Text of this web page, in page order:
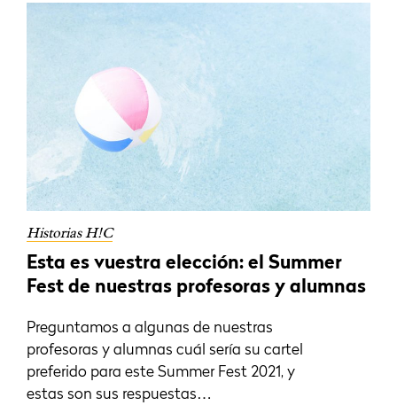
Historias H!C
Esta es vuestra elección: el Summer
Fest de nuestras profesoras y alumnas
Preguntamos a algunas de nuestras
profesoras y alumnas cuál sería su cartel
preferido para este Summer Fest 2021, y
estas son sus respuestas…